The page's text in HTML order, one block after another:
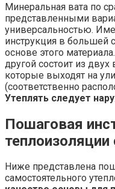
Минеральная вата по
представленными
универсальностью.
инструкция в большей
основе этого
другой состоит из
которые выходят на
(соответственно
Утеплять следует
Пошаговая
Ниже представлена
самостоятельного